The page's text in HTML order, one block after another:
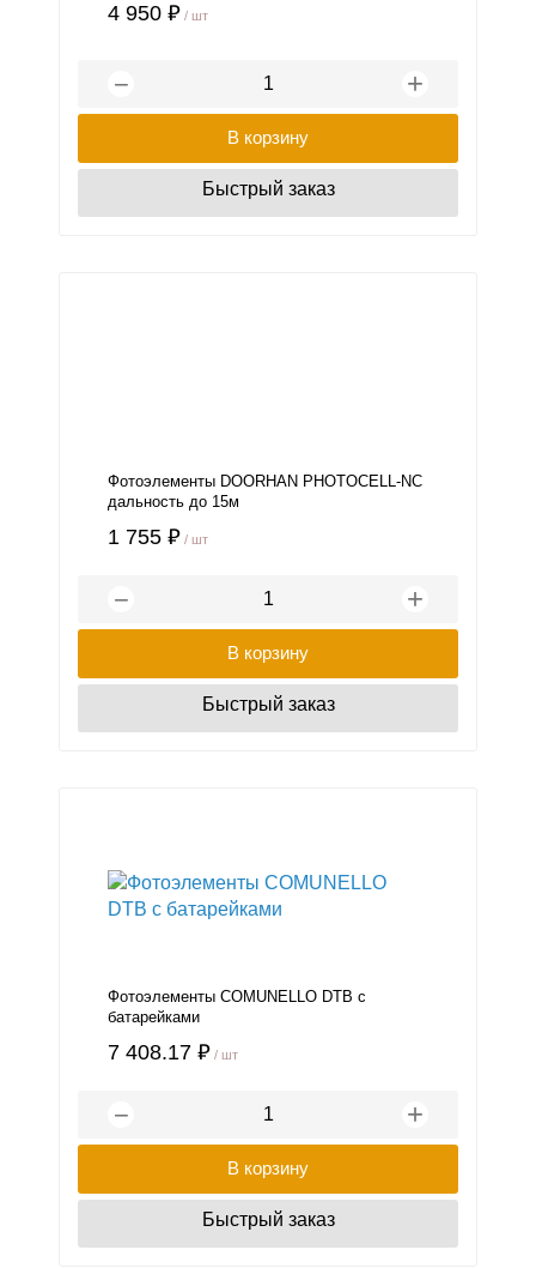
4 950 ₽ / шт
− +
В корзину
Быстрый заказ
Фотоэлементы DOORHAN PHOTOCELL-NC
дальность до 15м
1 755 ₽ / шт
− +
В корзину
Быстрый заказ
Фотоэлементы COMUNELLO DTB с
батарейками
7 408.17 ₽ / шт
− +
В корзину
Быстрый заказ